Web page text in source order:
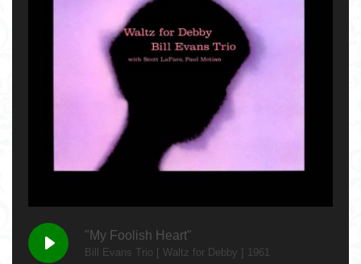
"My Foolish Heart"
Bill Evans Trio [ Waltz for Debby ] 1961